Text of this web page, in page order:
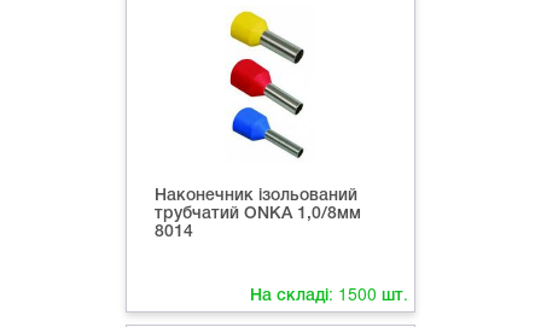
Наконечник ізольований
трубчатий ONKA 1,0/8мм
8014
На складі: 1500 шт.